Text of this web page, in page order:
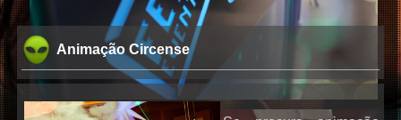
Animação Circense